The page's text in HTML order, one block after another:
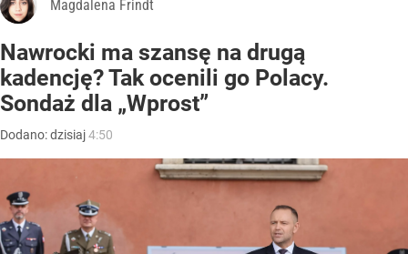
Magdalena Frindt
Nawrocki ma szansę na drugą
kadencję? Tak ocenili go Polacy.
Sondaż dla „Wprost”
Dodano:dzisiaj4:50